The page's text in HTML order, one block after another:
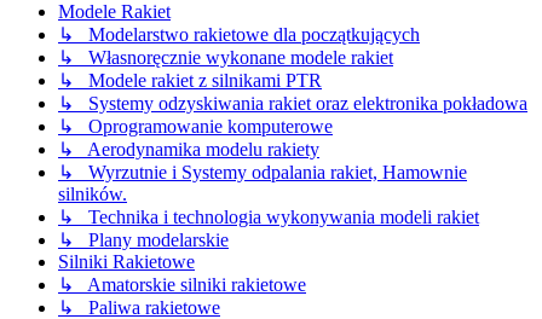
Modele Rakiet
↳ Modelarstwo rakietowe dla początkujących
↳ Własnoręcznie wykonane modele rakiet
↳ Modele rakiet z silnikami PTR
↳ Systemy odzyskiwania rakiet oraz elektronika pokładowa
↳ Oprogramowanie komputerowe
↳ Aerodynamika modelu rakiety
↳ Wyrzutnie i Systemy odpalania rakiet, Hamownie
silników.
↳ Technika i technologia wykonywania modeli rakiet
↳ Plany modelarskie
Silniki Rakietowe
↳ Amatorskie silniki rakietowe
↳ Paliwa rakietowe